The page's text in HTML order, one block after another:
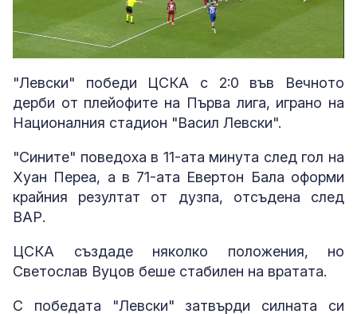
Unmute
"Левски" победи ЦСКА с 2:0 във Вечното
дерби от плейофите на Първа лига, играно на
Националния стадион "Васил Левски".
"Сините" поведоха в 11-ата минута след гол на
Хуан Переа, а в 71-ата Евертон Бала оформи
крайния резултат от дузпа, отсъдена след
ВАР.
ЦСКА създаде няколко положения, но
Светослав Вуцов беше стабилен на вратата.
С победата "Левски" затвърди силната си